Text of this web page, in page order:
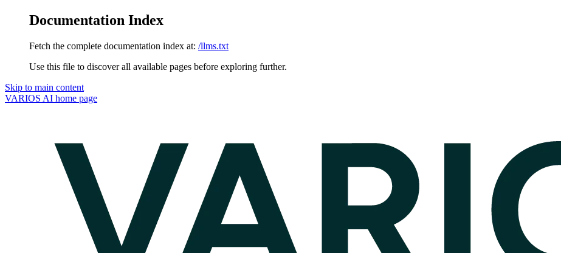
Documentation Index
Fetch the complete documentation index at: /llms.txt
Use this file to discover all available pages before exploring further.
Skip to main content
VARIOS AI home page